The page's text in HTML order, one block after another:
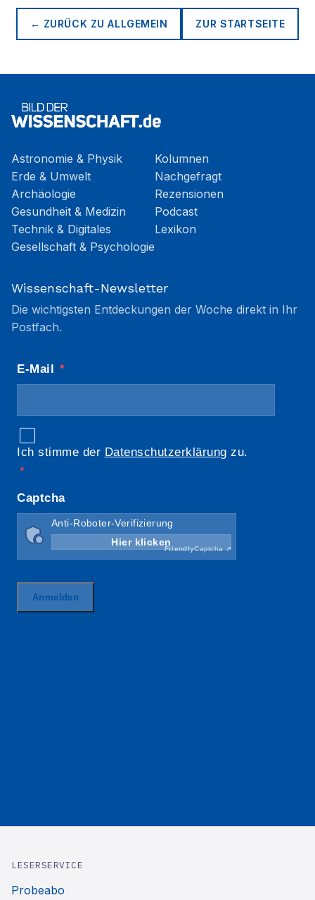
← ZURÜCK ZUALLGEMEIN ZUR STARTSEITE
Astronomie & Physik
Erde & Umwelt
Archäologie
Gesundheit & Medizin
Technik & Digitales
Gesellschaft & Psychologie
Kolumnen
Nachgefragt
Rezensionen
Podcast
Lexikon
Wissenschaft-Newsletter
Die wichtigsten Entdeckungen der Woche direkt in Ihr
Postfach.
LESERSERVICE
Probeabo